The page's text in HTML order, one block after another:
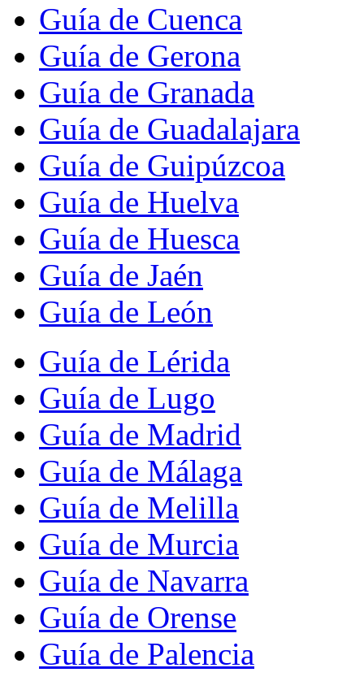
Guía de Cuenca
Guía de Gerona
Guía de Granada
Guía de Guadalajara
Guía de Guipúzcoa
Guía de Huelva
Guía de Huesca
Guía de Jaén
Guía de León
Guía de Lérida
Guía de Lugo
Guía de Madrid
Guía de Málaga
Guía de Melilla
Guía de Murcia
Guía de Navarra
Guía de Orense
Guía de Palencia